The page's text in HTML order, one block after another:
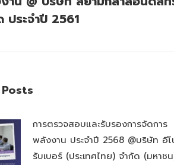
ประจำปี 2561
การตรวจสอบและรับรองการจัดการ
พลังงาน ประจำปี 2568 @บริษัท อีโ
รับเบอร์ (ประเทศไทย) จำกัด (มหาช